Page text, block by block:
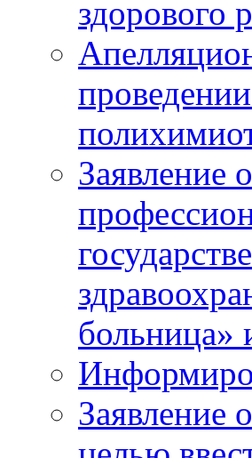
здорового
Заявление
Заявление